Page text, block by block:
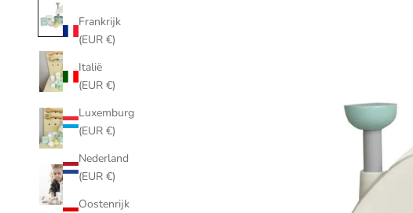
Frankrijk
(EUR €)
Italië
(EUR €)
Luxemburg
(EUR €)
Nederland
(EUR €)
Oostenrijk